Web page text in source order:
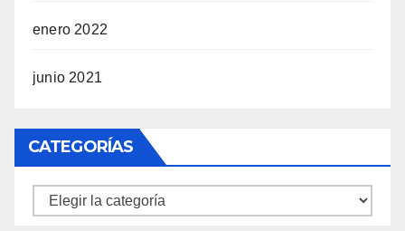
enero 2022
junio 2021
CATEGORÍAS
Categorías